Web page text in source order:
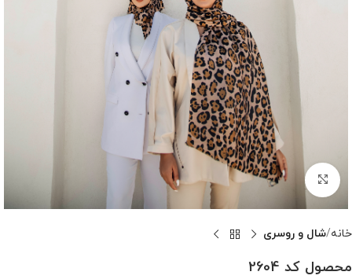
بزرگنمایی تصویر
خانه شال و روسری
محصول کد 2604